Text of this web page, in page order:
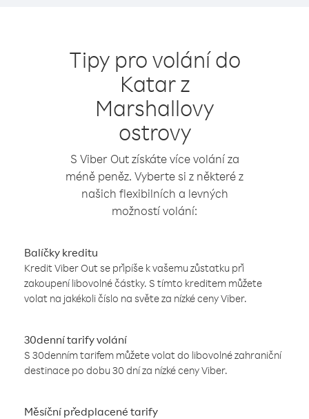
Tipy pro volání do
Katar z
Marshallovy
ostrovy
S Viber Out získáte více volání za
méně peněz. Vyberte si z některé z
našich flexibilních a levných
možností volání:
Balíčky kreditu
Kredit Viber Out se připíše k vašemu zůstatku při
zakoupení libovolné částky. S tímto kreditem můžete
volat na jakékoli číslo na světe za nízké ceny Viber.
30denní tarify volání
S 30denním tarifem můžete volat do libovolné zahraniční
destinace po dobu 30 dní za nízké ceny Viber.
Měsíční předplacené tarify